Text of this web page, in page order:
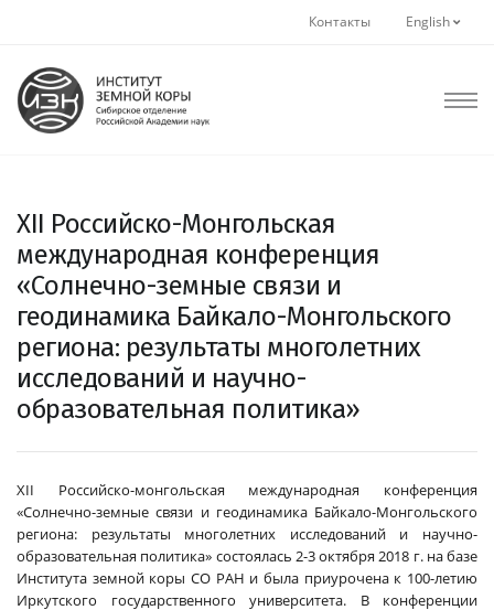
Контакты English
XII Российско-Монгольская
международная конференция
«Солнечно-земные связи и
геодинамика Байкало-Монгольского
региона: результаты многолетних
исследований и научно-
образовательная политика»
XII Российско-монгольская международная конференция
«Солнечно-земные связи и геодинамика Байкало-Монгольского
региона: результаты многолетних исследований и научно-
образовательная политика» состоялась 2-3 октября 2018 г. на базе
Института земной коры СО РАН и была приурочена к 100-летию
Иркутского государственного университета. В конференции